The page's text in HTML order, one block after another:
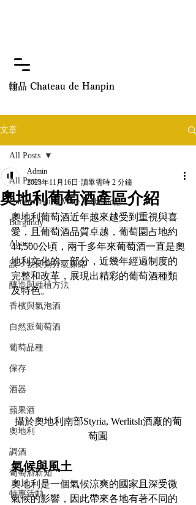
翰品 Chateau de Hanpin
文章
All Posts
Understanding Wine Technology
Burgundy
Alsace
談：勃艮第分級脈絡
釀造與種植方法
香檳與氣泡酒
自然派葡萄酒
葡萄品種
保存
酒器
蘋果酒
奧地利
調酒
葡萄酒新知
特惠活動
All Posts
奧地利葡萄酒產區介紹
Admin
2023年11月16日 讀畢需時 2 分鐘
奧地利葡萄酒近年越來越受到重視與喜
愛，且葡萄酒品質卓越，葡萄園占地約
44,500公頃，兩千多年來葡萄酒一直是奧
地利文化的一部分，近幾年經過制度的
完整和改革，展現出精彩的葡萄酒種類
及特色。
攝於奧地利南部Styria, Werlitsh酒廠的葡
萄園
氣候與風土
奧地利是一個氣候涼爽的國家且深受微
氣候的影響，因此帶來各地有著不同的